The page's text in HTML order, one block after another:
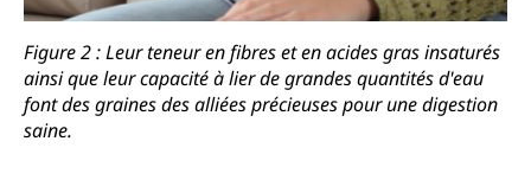
Figure 2 : Leur teneur en fibres et en acides gras insaturés
ainsi que leur capacité à lier de grandes quantités d'eau
font des graines des alliées précieuses pour une digestion
saine.